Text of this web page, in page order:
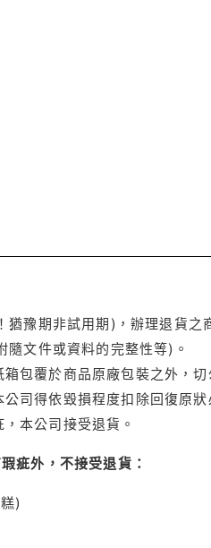
豫期非試用期)，辦理退貨之
文件或資料的完整性等)。
包覆於商品原廠包裝之外，
司得依毀損程度扣除回復原
本公司接受退貨。
疵外，不接受退貨：
)